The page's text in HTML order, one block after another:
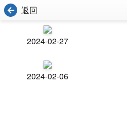
返回
2024-02-27
2024-02-06